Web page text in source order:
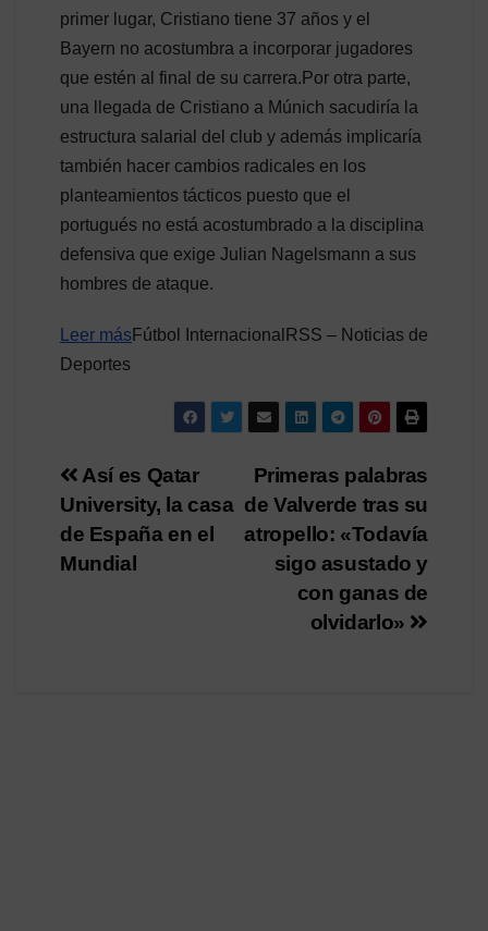
primer lugar, Cristiano tiene 37 años y el
Bayern no acostumbra a incorporar jugadores
que estén al final de su carrera.Por otra parte,
una llegada de Cristiano a Múnich sacudiría la
estructura salarial del club y además implicaría
también hacer cambios radicales en los
planteamientos tácticos puesto que el
portugués no está acostumbrado a la disciplina
defensiva que exige Julian Nagelsmann a sus
hombres de ataque.
Leer másFútbol InternacionalRSS – Noticias de
Deportes
Navegación
de
entradas
Primeras palabras
de Valverde tras su
atropello: «Todavía
sigo asustado y
con ganas de
olvidarlo»
Así es Qatar
University, la casa
de España en el
Mundial